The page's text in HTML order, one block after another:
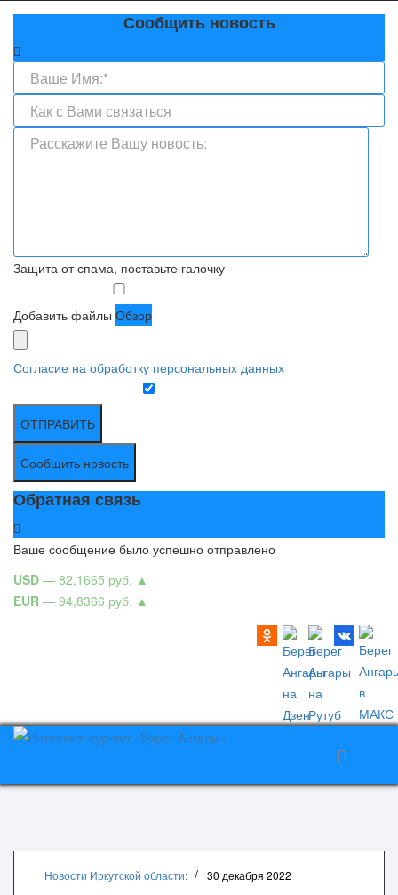
Сообщить новость
Защита от спама, поставьте галочку
Добавить файлы Обзор
Согласие на обработку персональных данных
ОТПРАВИТЬ
Сообщить новость
Обратная связь
Ваше сообщение было успешно отправлено
USD — 82,1665 руб. ▲
EUR — 94,8366 руб. ▲
Новости Иркутской области: 30 декабря 2022